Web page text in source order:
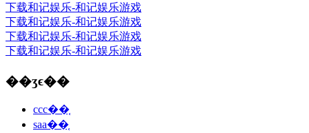
下载和记娱乐-和记娱乐游戏
下载和记娱乐-和记娱乐游戏
下载和记娱乐-和记娱乐游戏
下载和记娱乐-和记娱乐游戏
��ʒϵ��
ccc��֤
saa��֤